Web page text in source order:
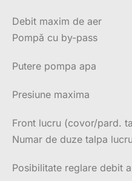
Debit maxim de
Pompă cu by-
Putere pompa
Presiune
Front lucru (covor/pard.
Numar de duze talpa
Posibilitate reglare debit